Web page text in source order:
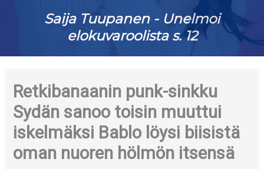
Saija Tuupanen - Unelmoi
elokuvaroolista s. 12
Retkibanaanin punk-sinkku
Sydän sanoo toisin muuttui
iskelmäksi Bablo löysi biisistä
oman nuoren hölmön itsensä